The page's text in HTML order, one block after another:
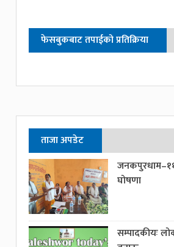
फेसबुकबाट तपाईको प्रतिक्रिया
ताजा अपडेट
जनकपुरधाम–११
घोषणा
सम्पादकीयः